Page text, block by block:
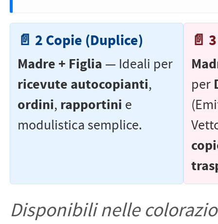
📄 2 Copie (Duplice)
Madre + Figlia — Ideali per
ricevute autocopianti,
ordini, rapportini e
modulistica semplice.
📄
per
Disponibili nelle